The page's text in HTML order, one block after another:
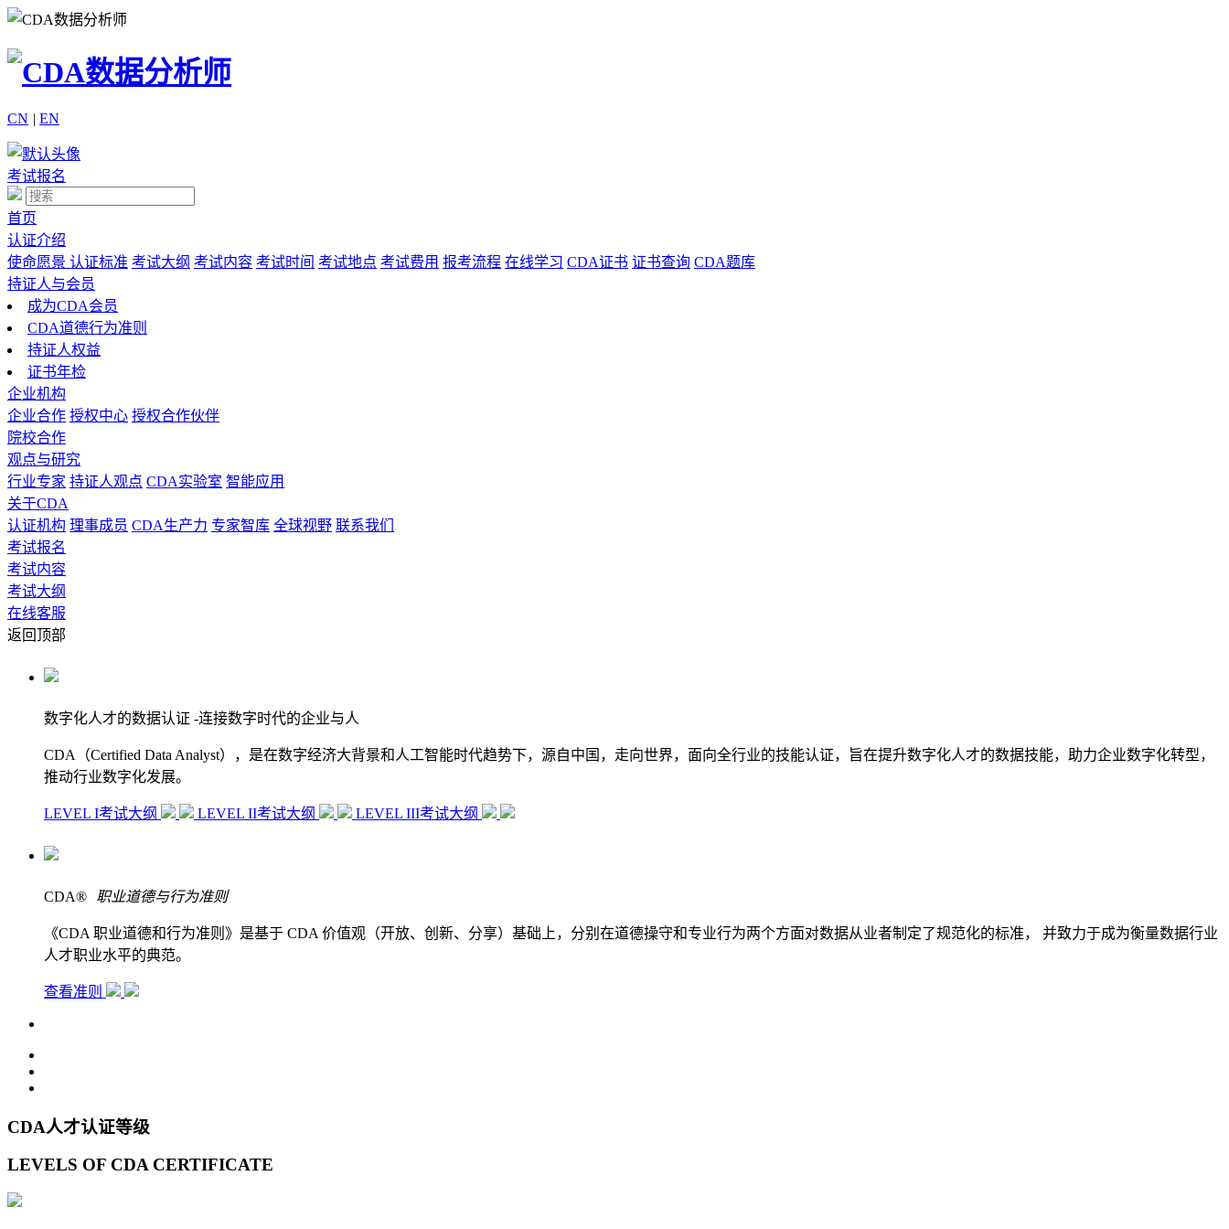
CN | EN
考试报名
首页
认证介绍
使命愿景 认证标准 考试大纲 考试内容 考试时间 考试地点 考试费用 报考流程 在线学习 CDA证书 证书查询 CDA题库
持证人与会员
成为CDA会员
CDA道德行为准则
持证人权益
证书年检
企业机构
企业合作 授权中心 授权合作伙伴
院校合作
观点与研究
行业专家 持证人观点 CDA实验室 智能应用
关于CDA
认证机构 理事成员 CDA生产力 专家智库 全球视野 联系我们
考试报名
考试内容
考试大纲
在线客服
返回顶部
数字化人才的数据认证 -连接数字时代的企业与人
CDA（Certified Data Analyst），是在数字经济大背景和人工智能时代趋势下，源自中国，走向世界，面向全行业的技能认证，旨在提升数字化人才的数据技能，助力企业数字化转型，
推动行业数字化发展。
LEVEL I考试大纲 LEVEL II考试大纲 LEVEL III考试大纲
CDA® 职业道德与行为准则
《CDA 职业道德和行为准则》是基于 CDA 价值观（开放、创新、分享）基础上，分别在道德操守和专业行为两个方面对数据从业者制定了规范化的标准， 并致力于成为衡量数据行业
人才职业水平的典范。
查看准则
CDA人才认证等级
LEVELS OF CDA CERTIFICATE